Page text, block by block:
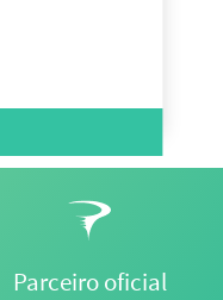
Parceiro oficial